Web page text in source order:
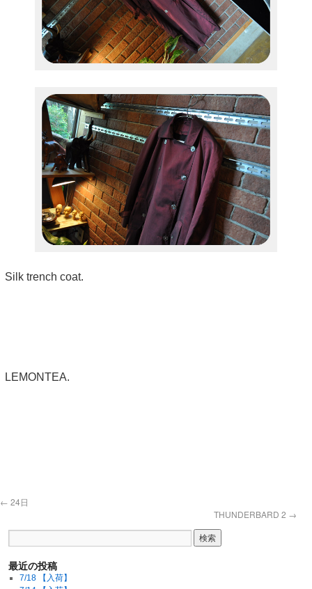
Silk trench coat.
LEMONTEA.
← 24日
THUNDERBARD 2 →
最近の投稿
7/18 【入荷】